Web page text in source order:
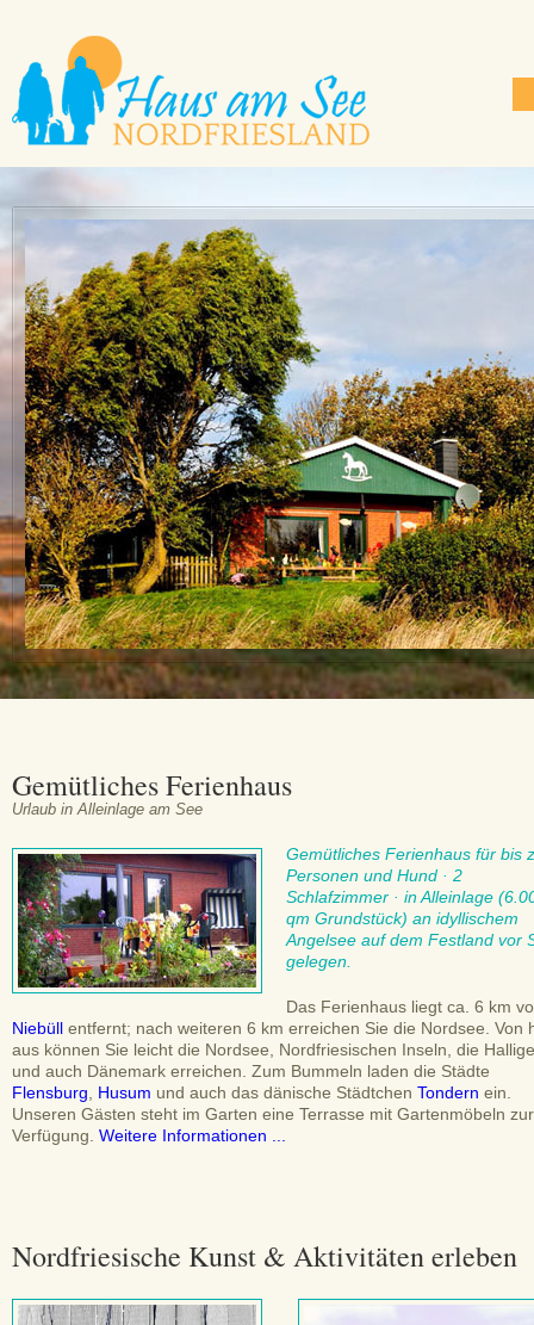
Der Gotteskoog
Erleben Sie die Weite und Ruhe
Genießen Sie in unserem
traumhafte Ferien mit Ihrem
Mehr ...
Gemütliches Ferienhaus
Urlaub in Alleinlage am See
Gemütliches Ferienhaus für bis
Personen und Hund · 2
Schlafzimmer · in Alleinlage
qm Grundstück) an idyllischem
Angelsee auf dem Festland vor
gelegen.
Das Ferienhaus liegt ca. 6 km
Niebüll
entfernt; nach weiteren 6 km erreichen Sie die Nordsee. Von
aus können Sie leicht die Nordsee, Nordfriesischen Inseln, die
und auch Dänemark erreichen. Zum Bummeln laden die Städte
Flensburg, Husum und auch das dänische Städtchen Tondern ein.
Unseren Gästen steht im Garten eine Terrasse mit Gartenmöbeln zur
Verfügung. Weitere Informationen ...
Nordfriesische Kunst & Aktivitäten erleben